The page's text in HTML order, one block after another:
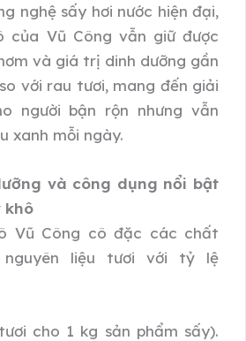
nghệ sấy hơi nước hiện đại,
của Vũ Công vẫn giữ được
và giá trị dinh dưỡng gần
với rau tươi, mang đến giải
người bận rộn nhưng vẫn
xanh mỗi ngày.
và công dụng nổi bật
khô
Vũ Công cô đặc các chất
liệu tươi với tỷ lệ
cho 1 kg sản phẩm sấy).